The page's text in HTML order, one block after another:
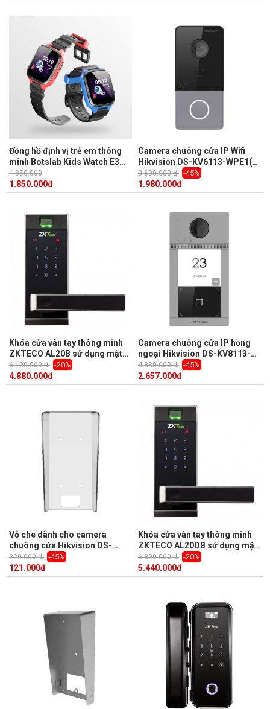
Đồng hồ định vị trẻ em thông
minh Botslab Kids Watch E3
2MP, GPS, Gọi điện, Nút SOS
1.850.000
1.850.000đ
Camera chuông cửa IP Wifi
Hikvision DS-KV6113-WPE1(B)
2MP, Mifare card, True WDR
3.600.000 đ -45%
1.980.000đ
Khóa cửa vân tay thông minh
ZKTECO AL20B sử dụng mật
khẩu / chìa khóa / Bluetooth,
vỏ kim loại, phím số cảm ứng,
chốt cửa có thể đảo chiều
6.100.000 đ -20%
4.880.000đ
Camera chuông cửa IP hồng
ngoại Hikvision DS-KV8113-
WME1(B) 2MP, hỗ trợ Miafare
card, 2.4GHz Wifi
4.830.000 đ -45%
2.657.000đ
Vỏ che dành cho camera
chuông cửa Hikvision DS-
KABV6113-RS
220.000 đ -45%
121.000đ
Khóa cửa vân tay thông minh
ZKTECO AL20DB sử dụng mật
khẩu / chìa khóa / Bluetooth,
vỏ kim loại, phím số cảm ứng,
một chốt cố định và một chốt
6.800.000 đ -20%
5.440.000đ